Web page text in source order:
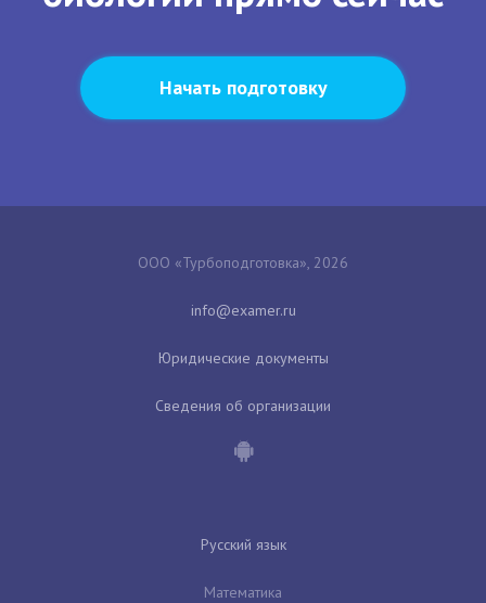
Начать подготовку
ООО «Турбоподготовка», 2026
Юридические документы
Сведения об организации
Русский язык
Математика